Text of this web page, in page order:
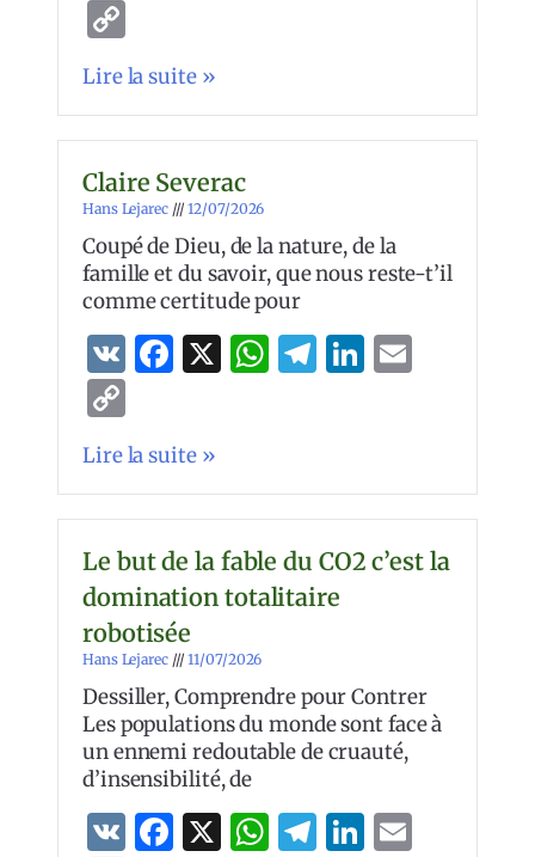
Link
Lire la suite »
Claire Severac
Hans Lejarec 12/07/2026
Coupé de Dieu, de la nature, de la
famille et du savoir, que nous reste-t’il
comme certitude pour
VK Facebook
X WhatsApp
Telegram
LinkedIn
Link
Lire la suite »
Le but de la fable du CO2 c’est la
domination totalitaire
robotisée
Hans Lejarec 11/07/2026
Dessiller, Comprendre pour Contrer
Les populations du monde sont face à
un ennemi redoutable de cruauté,
d’insensibilité, de
VK Facebook
X WhatsApp
Telegram
LinkedIn